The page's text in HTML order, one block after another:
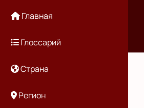
содержанию
Основная
навигация
Главная
Глоссарий
Страна
Регион